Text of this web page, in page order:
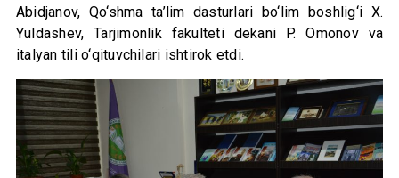
Abidjanov, Qo‘shma ta’lim dasturlari bo‘lim boshlig‘i X.
Yuldashev, Tarjimonlik fakulteti dekani P. Omonov va
italyan tili o‘qituvchilari ishtirok etdi.